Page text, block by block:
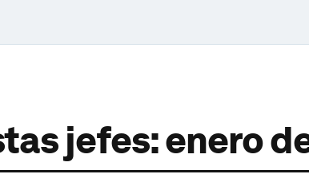
jefes: enero